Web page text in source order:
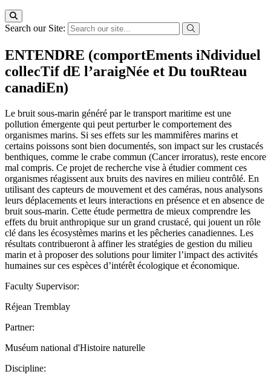
Search our Site:
ENTENDRE (comportEments iNdividuel
collecTif dE l’araigNée et Du touRteau
canadiEn)
Le bruit sous-marin généré par le transport maritime est une
pollution émergente qui peut perturber le comportement des
organismes marins. Si ses effets sur les mammifères marins et
certains poissons sont bien documentés, son impact sur les crustacés
benthiques, comme le crabe commun (Cancer irroratus), reste encore
mal compris. Ce projet de recherche vise à étudier comment ces
organismes réagissent aux bruits des navires en milieu contrôlé. En
utilisant des capteurs de mouvement et des caméras, nous analysons
leurs déplacements et leurs interactions en présence et en absence de
bruit sous-marin. Cette étude permettra de mieux comprendre les
effets du bruit anthropique sur un grand crustacé, qui jouent un rôle
clé dans les écosystèmes marins et les pêcheries canadiennes. Les
résultats contribueront à affiner les stratégies de gestion du milieu
marin et à proposer des solutions pour limiter l’impact des activités
humaines sur ces espèces d’intérêt écologique et économique.
Faculty Supervisor:
Réjean Tremblay
Partner:
Muséum national d'Histoire naturelle
Discipline: